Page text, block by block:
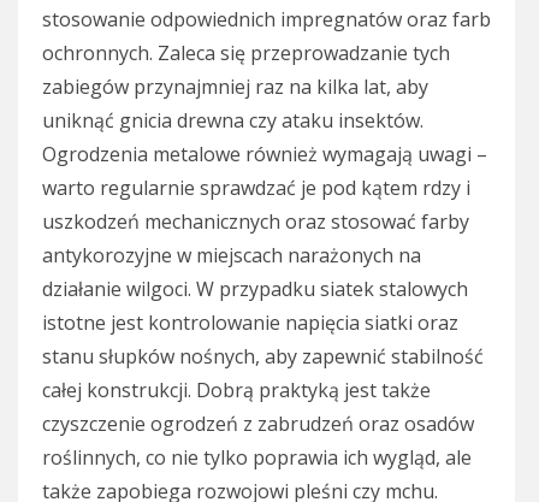
stosowanie odpowiednich impregnatów oraz farb
ochronnych. Zaleca się przeprowadzanie tych
zabiegów przynajmniej raz na kilka lat, aby
uniknąć gnicia drewna czy ataku insektów.
Ogrodzenia metalowe również wymagają uwagi –
warto regularnie sprawdzać je pod kątem rdzy i
uszkodzeń mechanicznych oraz stosować farby
antykorozyjne w miejscach narażonych na
działanie wilgoci. W przypadku siatek stalowych
istotne jest kontrolowanie napięcia siatki oraz
stanu słupków nośnych, aby zapewnić stabilność
całej konstrukcji. Dobrą praktyką jest także
czyszczenie ogrodzeń z zabrudzeń oraz osadów
roślinnych, co nie tylko poprawia ich wygląd, ale
także zapobiega rozwojowi pleśni czy mchu.